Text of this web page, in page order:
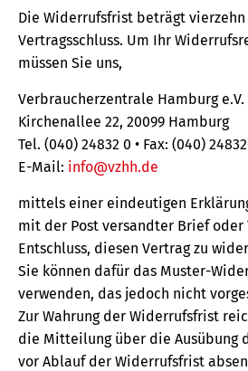
Die Widerrufsfrist beträgt vierzehn
Vertragsschluss. Um Ihr
müssen Sie uns,
Verbraucherzentrale Hamburg
Kirchenallee 22, 20099 Hamburg
Tel. (040) 24832 0 • Fax: (040)
E-Mail: info@vzhh.de
mittels einer eindeutigen
mit der Post versandter Brief oder
Entschluss, diesen Vertrag zu
Sie können dafür das Muster-
verwenden, das jedoch nicht
Zur Wahrung der Widerrufsfrist
die Mitteilung über die Ausübung
vor Ablauf der Widerrufsfrist